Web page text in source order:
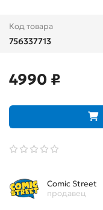
Код товара
756337713
4990 ₽
Comic Street
продавец